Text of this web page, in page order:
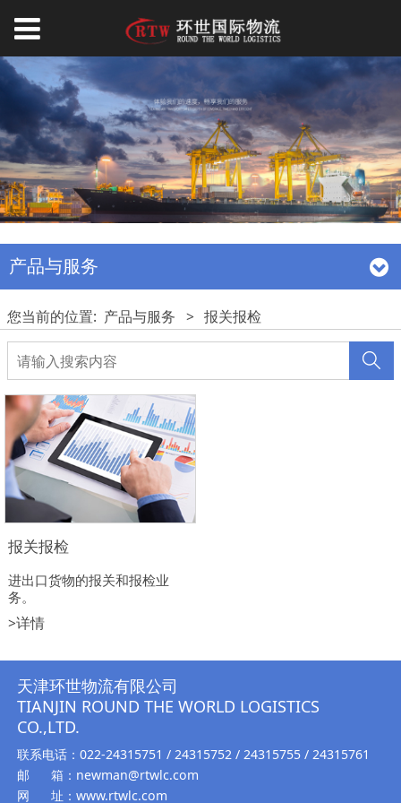
产品与服务
您当前的位置: 产品与服务 > 报关报检
报关报检
进出口货物的报关和报检业
务。
>详情
天津环世物流有限公司
TIANJIN ROUND THE WORLD LOGISTICS
CO.,LTD.
联系电话：022-24315751 / 24315752 / 24315755 / 24315761
邮 箱：newman@rtwlc.com
网 址：www.rtwlc.com